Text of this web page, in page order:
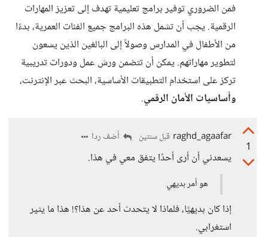
فمن الضروري توفير برامج تعليمية تهدف إلى تعزيز المهارات
الرقمية. يجب أن تشمل هذه البرامج جميع الفئات العمرية، بدءًا
من الأطفال في المدارس وصولاً إلى البالغين الذين يسعون
لتطوير مهاراتهم. يمكن أن تتضمن ورش عمل ودورات تدريبية
تركز على استخدام التطبيقات الأساسية، البحث عبر الإنترنت،
وأساسيات الأمان الرقمي.
1
raghd_agaafar قبل سنتين أضف ردا
يسعدني أن أرى أحدًا يتفق معي في هذا.
هو أمر بديهي
إذا كان بديهيًا، فلماذا لا يتحدث أحد عن هذا؟! هذا ما يثير
استغرابي.